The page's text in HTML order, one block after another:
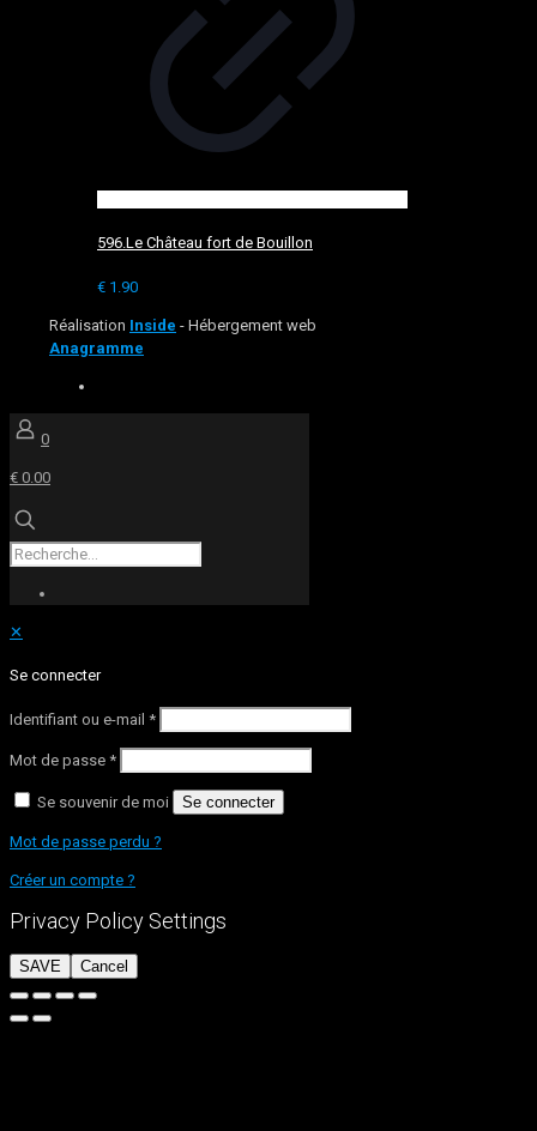
596.Le Château fort de Bouillon
€ 1.90
Réalisation Inside - Hébergement web
Anagramme
0
€ 0.00
✕
Se connecter
Identifiant ou e-mail *
Mot de passe *
Se souvenir de moi Se connecter
Mot de passe perdu ?
Créer un compte ?
Privacy Policy Settings
SAVE Cancel